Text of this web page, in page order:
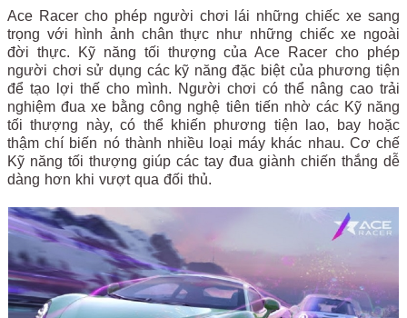
Ace Racer cho phép người chơi lái những chiếc xe sang
trọng với hình ảnh chân thực như những chiếc xe ngoài
đời thực. Kỹ năng tối thượng của Ace Racer cho phép
người chơi sử dụng các kỹ năng đặc biệt của phương tiện
để tạo lợi thế cho mình. Người chơi có thể nâng cao trải
nghiệm đua xe bằng công nghệ tiên tiến nhờ các Kỹ năng
tối thượng này, có thể khiến phương tiện lao, bay hoặc
thậm chí biến nó thành nhiều loại máy khác nhau. Cơ chế
Kỹ năng tối thượng giúp các tay đua giành chiến thắng dễ
dàng hơn khi vượt qua đối thủ.